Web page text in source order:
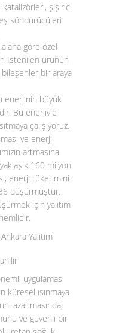
şişirici
söndürücüleri
alana göre özel
İstenilen ürünün
bileşenler bir araya
enerjinin büyük
Bu enerjiyle
çalışıyoruz.
ve enerji
artmasına
160 milyon
enerji tüketimini
düşürmüştür.
için yalıtım
Yalıtım
uygulaması
küresel ısınmaya
azaltmasında;
ve güvenli bir